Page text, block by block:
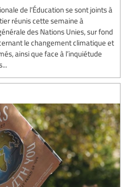
de l’Éducation se sont joints à
réunis cette semaine à
des Nations Unies, sur fond
le changement climatique et
ainsi que face à l’inquiétude